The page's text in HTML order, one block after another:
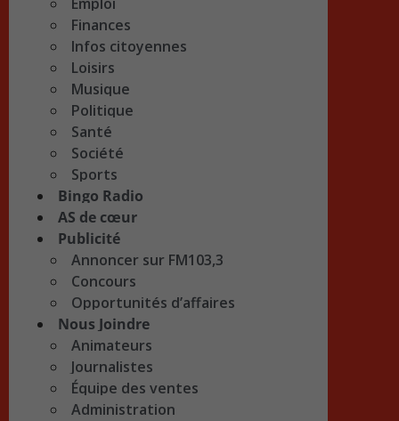
Finances
Infos citoyennes
Loisirs
Musique
Politique
Santé
Société
Sports
Bingo Radio
AS de cœur
Publicité
Annoncer sur FM103,3
Concours
Opportunités d’affaires
Nous Joindre
Animateurs
Journalistes
Équipe des ventes
Administration